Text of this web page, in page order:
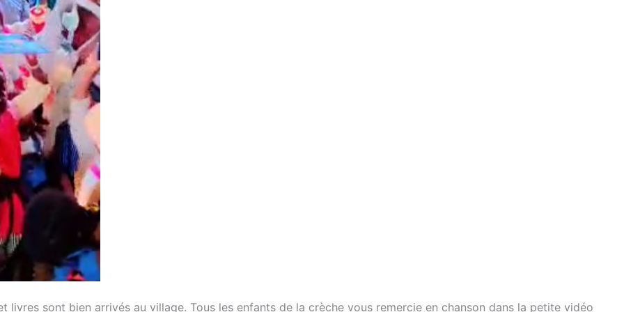
livres sont bien arrivés au village. Tous les enfants de la crèche vous remercie en chanson dans la petite vidéo